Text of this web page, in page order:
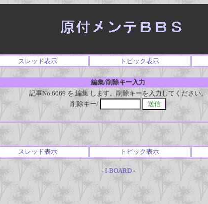
スレッド表示 トピック表示
編集/削除キー入力
記事No.6069 を 編集 します。削除キーを入力してください。
削除キー/
スレッド表示 トピック表示
- I-BOARD-